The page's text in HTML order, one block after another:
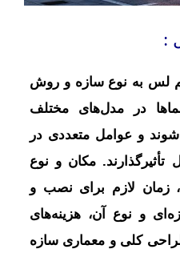
:
لس به نوع سازه و روش
در مدل‌های مختلف
و عوامل متعددی در
مکان و نوع
زمان لازم برای نصب و
و نوع آن، هزینه‌های
کلی و معماری سازه